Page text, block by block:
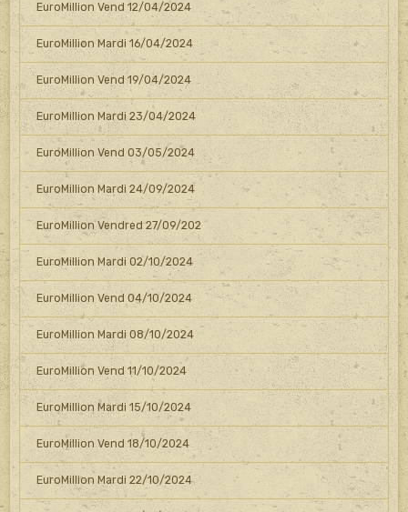
EuroMillion Vend 12/04/2024
EuroMillion Mardi 16/04/2024
EuroMillion Vend 19/04/2024
EuroMillion Mardi 23/04/2024
EuroMillion Vend 03/05/2024
EuroMillion Mardi 24/09/2024
EuroMillion Vendred 27/09/202
EuroMillion Mardi 02/10/2024
EuroMillion Vend 04/10/2024
EuroMillion Mardi 08/10/2024
EuroMillion Vend 11/10/2024
EuroMillion Mardi 15/10/2024
EuroMillion Vend 18/10/2024
EuroMillion Mardi 22/10/2024